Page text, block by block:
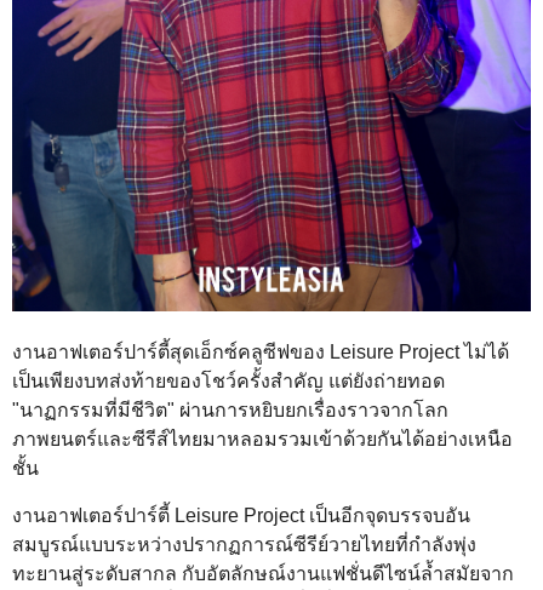
งานอาฟเตอร์ปาร์ตี้สุดเอ็กซ์คลูซีฟของ Leisure Project ไม่ได้
เป็นเพียงบทส่งท้ายของโชว์ครั้งสำคัญ แต่ยังถ่ายทอด
"นาฏกรรมที่มีชีวิต" ผ่านการหยิบยกเรื่องราวจากโลก
ภาพยนตร์และซีรีส์ไทยมาหลอมรวมเข้าด้วยกันได้อย่างเหนือ
ชั้น
งานอาฟเตอร์ปาร์ตี้ Leisure Project เป็นอีกจุดบรรจบอัน
สมบูรณ์แบบระหว่างปรากฏการณ์ซีรีย์วายไทยที่กำลังพุ่ง
ทะยานสู่ระดับสากล กับอัตลักษณ์งานแฟชั่นดีไซน์ล้ำสมัยจาก